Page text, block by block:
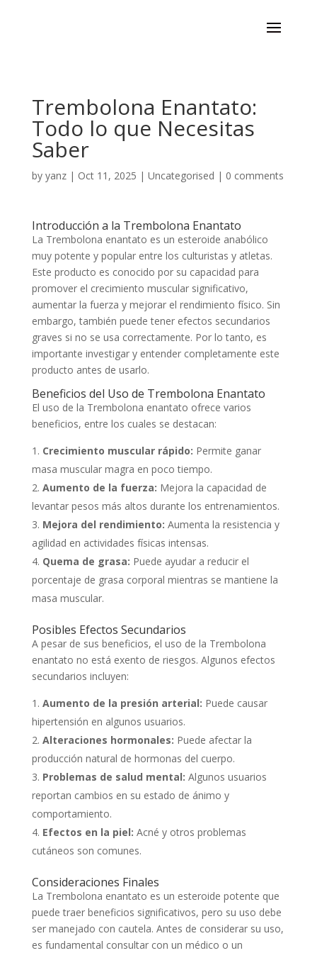
Trembolona Enantato:
Todo lo que Necesitas
Saber
by yanz| Oct 11, 2025 | Uncategorised | 0 comments
Introducción a la Trembolona Enantato
La Trembolona enantato es un esteroide anabólico
muy potente y popular entre los culturistas y atletas.
Este producto es conocido por su capacidad para
promover el crecimiento muscular significativo,
aumentar la fuerza y mejorar el rendimiento físico. Sin
embargo, también puede tener efectos secundarios
graves si no se usa correctamente. Por lo tanto, es
importante investigar y entender completamente este
producto antes de usarlo.
Beneficios del Uso de Trembolona Enantato
El uso de la Trembolona enantato ofrece varios
beneficios, entre los cuales se destacan:
Crecimiento muscular rápido: Permite ganar
masa muscular magra en poco tiempo.
Aumento de la fuerza: Mejora la capacidad de
levantar pesos más altos durante los entrenamientos.
Mejora del rendimiento: Aumenta la resistencia y
agilidad en actividades físicas intensas.
Quema de grasa: Puede ayudar a reducir el
porcentaje de grasa corporal mientras se mantiene la
masa muscular.
Posibles Efectos Secundarios
A pesar de sus beneficios, el uso de la Trembolona
enantato no está exento de riesgos. Algunos efectos
secundarios incluyen:
Aumento de la presión arterial: Puede causar
hipertensión en algunos usuarios.
Alteraciones hormonales: Puede afectar la
producción natural de hormonas del cuerpo.
Problemas de salud mental: Algunos usuarios
reportan cambios en su estado de ánimo y
comportamiento.
Efectos en la piel: Acné y otros problemas
cutáneos son comunes.
Consideraciones Finales
La Trembolona enantato es un esteroide potente que
puede traer beneficios significativos, pero su uso debe
ser manejado con cautela. Antes de considerar su uso,
es fundamental consultar con un médico o un